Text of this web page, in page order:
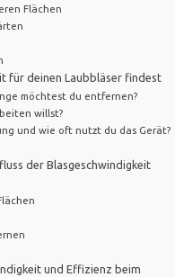
Flächen
für deinen Laubbläser findest
möchtest du entfernen?
willst?
und wie oft nutzt du das Gerät?
der Blasgeschwindigkeit
und Effizienz beim